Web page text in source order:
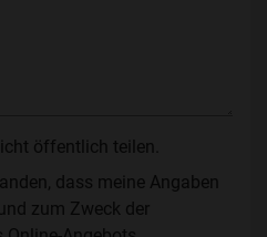
öffentlich teilen.
dass meine Angaben
zum Zweck der